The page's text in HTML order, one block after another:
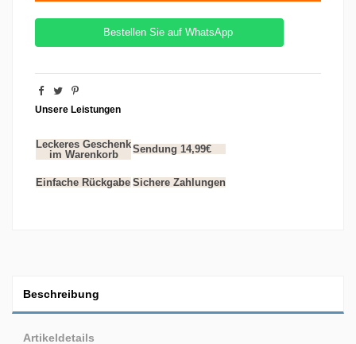
Bestellen Sie auf WhatsApp
Unsere Leistungen
Leckeres Geschenk
im Warenkorb
Sendung 14,99€
Einfache Rückgabe Sichere Zahlungen
Beschreibung
Artikeldetails